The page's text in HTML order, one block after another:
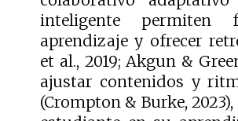
inteligente permiten
aprendizaje y ofrecer
et al., 2019; Akgun &
ajustar contenidos y
(Crompton & Burke,